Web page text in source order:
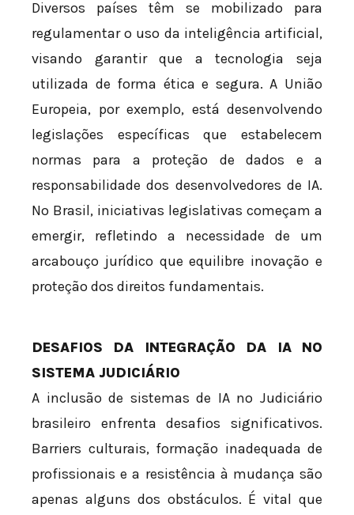
Diversos países têm se mobilizado para
regulamentar o uso da inteligência artificial,
visando garantir que a tecnologia seja
utilizada de forma ética e segura. A União
Europeia, por exemplo, está desenvolvendo
legislações específicas que estabelecem
normas para a proteção de dados e a
responsabilidade dos desenvolvedores de IA.
No Brasil, iniciativas legislativas começam a
emergir, refletindo a necessidade de um
arcabouço jurídico que equilibre inovação e
proteção dos direitos fundamentais.
DESAFIOS DA INTEGRAÇÃO DA IA NO
SISTEMA JUDICIÁRIO
A inclusão de sistemas de IA no Judiciário
brasileiro enfrenta desafios significativos.
Barriers culturais, formação inadequada de
profissionais e a resistência à mudança são
apenas alguns dos obstáculos. É vital que